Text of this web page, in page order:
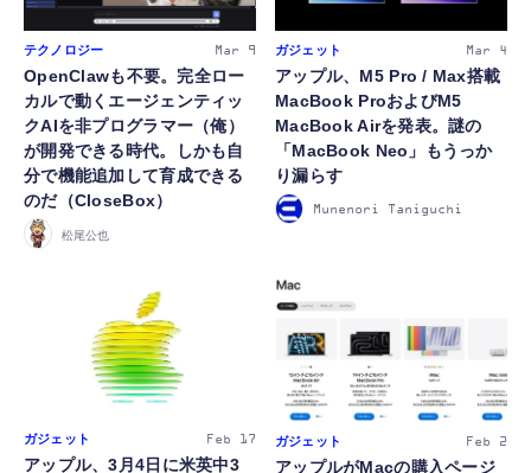
テクノロジー Mar 9
OpenClawも不要。完全ロー
カルで動くエージェンティッ
クAIを非プログラマー（俺）
が開発できる時代。しかも自
分で機能追加して育成できる
のだ（CloseBox）
松尾公也
ガジェット Mar 4
アップル、M5 Pro / Max搭載
MacBook ProおよびM5
MacBook Airを発表。謎の
「MacBook Neo」もうっか
り漏らす
Munenori Taniguchi
ガジェット Feb 17
アップル、3月4日に米英中3
ガジェット Feb 2
アップルがMacの購入ページ